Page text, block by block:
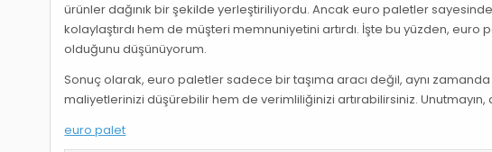
ürünler dağınık bir şekilde yerleştiriliyordu. Ancak euro paletler
kolaylaştırdı hem de müşteri memnuniyetini artırdı. İşte bu yüzden,
olduğunu düşünüyorum.
Sonuç olarak, euro paletler sadece bir taşıma aracı değil, aynı
maliyetlerinizi düşürebilir hem de verimliliğinizi artırabilirsiniz.
euro palet